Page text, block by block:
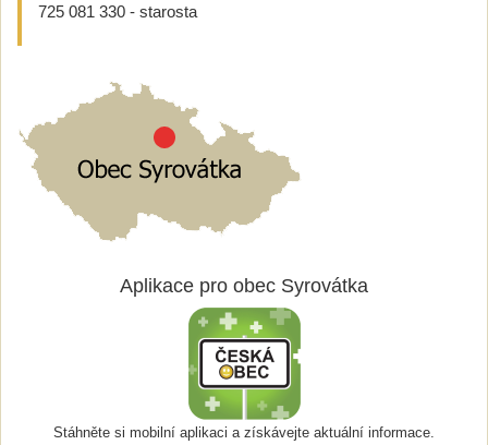
725 081 330 - starosta
Aplikace pro obec Syrovátka
Stáhněte si mobilní aplikaci a získávejte aktuální informace.